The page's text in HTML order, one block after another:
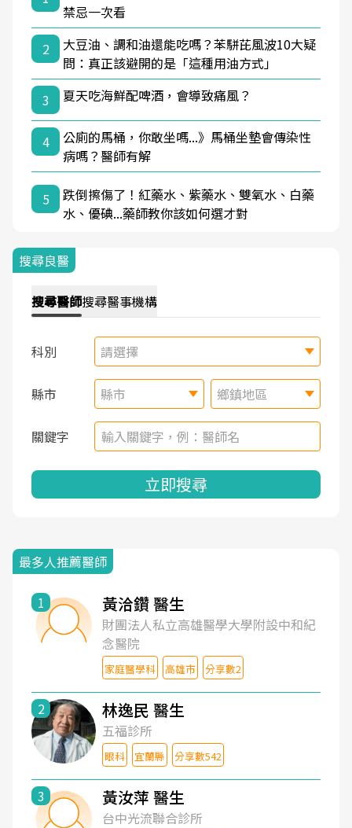
禁忌一次看
2
大豆油、調和油還能吃嗎？苯駢芘風波10大疑
問：真正該避開的是「這種用油方式」
3
夏天吃海鮮配啤酒，會導致痛風？
4
公廁的馬桶，你敢坐嗎...》馬桶坐墊會傳染性
病嗎？醫師有解
5
跌倒擦傷了！紅藥水、紫藥水、雙氧水、白藥
水、優碘...藥師教你該如何選才對
搜尋良醫
搜尋醫師搜尋醫事機構
科別 請選擇
縣市 縣市 鄉鎮地區
關鍵字
立即搜尋
最多人推薦醫師
1 黃洽鑽 醫生
財團法人私立高雄醫學大學附設中和紀
念醫院
家庭醫學科 高雄市 分享數2
2 林逸民 醫生
五福診所
眼科 宜蘭縣 分享數542
3 黃汝萍 醫生
台中光流聯合診所